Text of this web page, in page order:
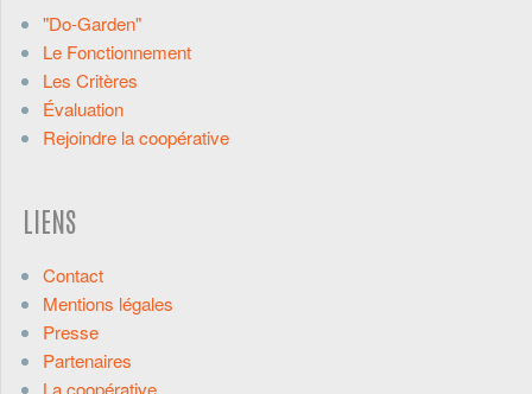
"Do-Garden"
Le Fonctionnement
Les Critères
Évaluation
Rejoindre la coopérative
LIENS
Contact
Mentions légales
Presse
Partenaires
La coopérative